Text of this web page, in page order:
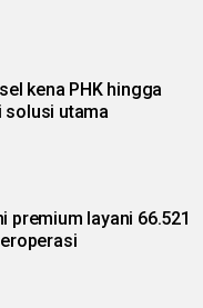
kena PHK hingga
solusi utama
premium layani 66.521